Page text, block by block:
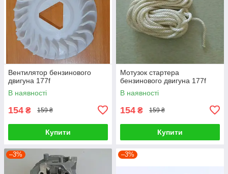
Вентилятор бензинового
двигуна 177f
В наявності
154 ₴ 159 ₴
Купити
Мотузок стартера
бензинового двигуна 177f
В наявності
154 ₴ 159 ₴
Купити
–3% –3%